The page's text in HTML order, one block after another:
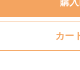
購
カー